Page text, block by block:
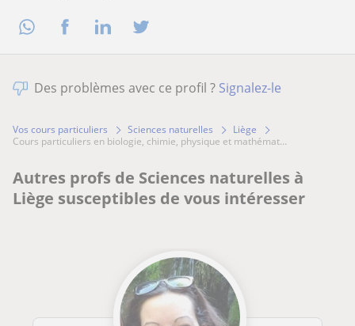
Des problèmes avec ce profil ? Signalez-le
Vos cours particuliers Sciences naturelles
Liège
cours particuliers en biologie, chimie, physique et mathémat...
Autres profs de Sciences naturelles à
Liège susceptibles de vous intéresser